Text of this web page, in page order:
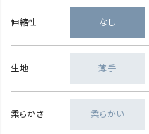
伸縮性 なし
生地 薄手
柔らかさ 柔らかい